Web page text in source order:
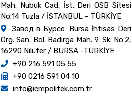
Mah. Nubuk Cad. İst. Deri OSB Sitesi
No:14 Tuzla / İSTANBUL - TÜRKİYE
Завод в Бурсе: Bursa İhtisas Deri
Org. San. Böl. Badırga Mah. 9. Sk. No:2,
16290 Nilüfer / BURSA -TÜRKİYE
+90 216 591 05 55
+90 0216 591 04 10
info@icmpolitek.com.tr